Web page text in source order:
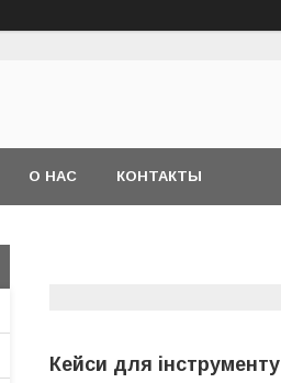
О НАС КОНТАКТЫ
Кейси для інструменту